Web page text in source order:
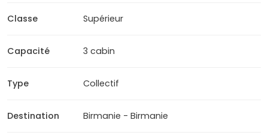
Classe Supérieur
Capacité 3 cabin
Type Collectif
Destination Birmanie - Birmanie